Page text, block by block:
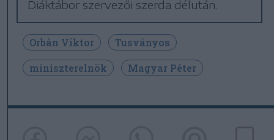
Diáktábor szervezői szerda délután.
Orbán Viktor
Tusványos
miniszterelnök
Magyar Péter